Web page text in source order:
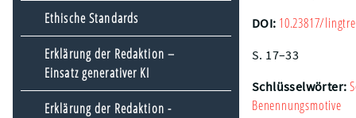
Ethische Standards
Erklärung der Redaktion –
Einsatz generativer KI
Erklärung der Redaktion -
DOI: 10.23817/
S. 17–33
Schlüsselwörter:
Benennungsmotive